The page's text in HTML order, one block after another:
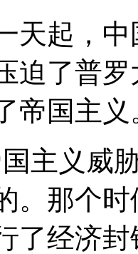
天起，
迫了普
帝国主义
主义威
。那个
了经济